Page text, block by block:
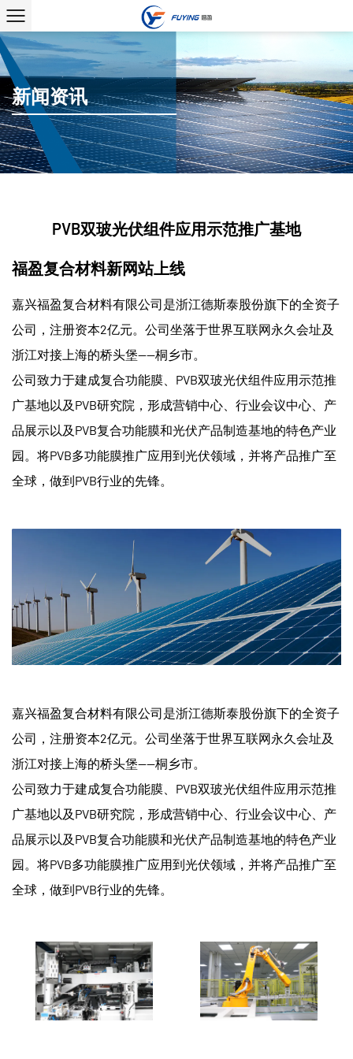
新闻资讯
PVB双玻光伏组件应用示范推广基地
福盈复合材料新网站上线
嘉兴福盈复合材料有限公司是浙江德斯泰股份旗下的全资子
公司，注册资本2亿元。公司坐落于世界互联网永久会址及
浙江对接上海的桥头堡——桐乡市。
公司致力于建成复合功能膜、PVB双玻光伏组件应用示范推
广基地以及PVB研究院，形成营销中心、行业会议中心、产
品展示以及PVB复合功能膜和光伏产品制造基地的特色产业
园。将PVB多功能膜推广应用到光伏领域，并将产品推广至
全球，做到PVB行业的先锋。
嘉兴福盈复合材料有限公司是浙江德斯泰股份旗下的全资子
公司，注册资本2亿元。公司坐落于世界互联网永久会址及
浙江对接上海的桥头堡——桐乡市。
公司致力于建成复合功能膜、PVB双玻光伏组件应用示范推
广基地以及PVB研究院，形成营销中心、行业会议中心、产
品展示以及PVB复合功能膜和光伏产品制造基地的特色产业
园。将PVB多功能膜推广应用到光伏领域，并将产品推广至
全球，做到PVB行业的先锋。